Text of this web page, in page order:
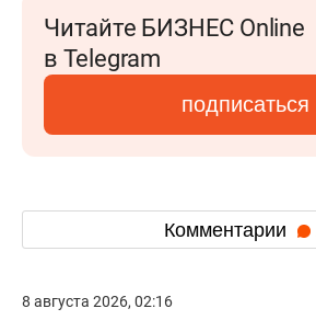
Читайте БИЗНЕС Online
в Telegram
подписаться
Комментарии
8 августа 2026, 02:16